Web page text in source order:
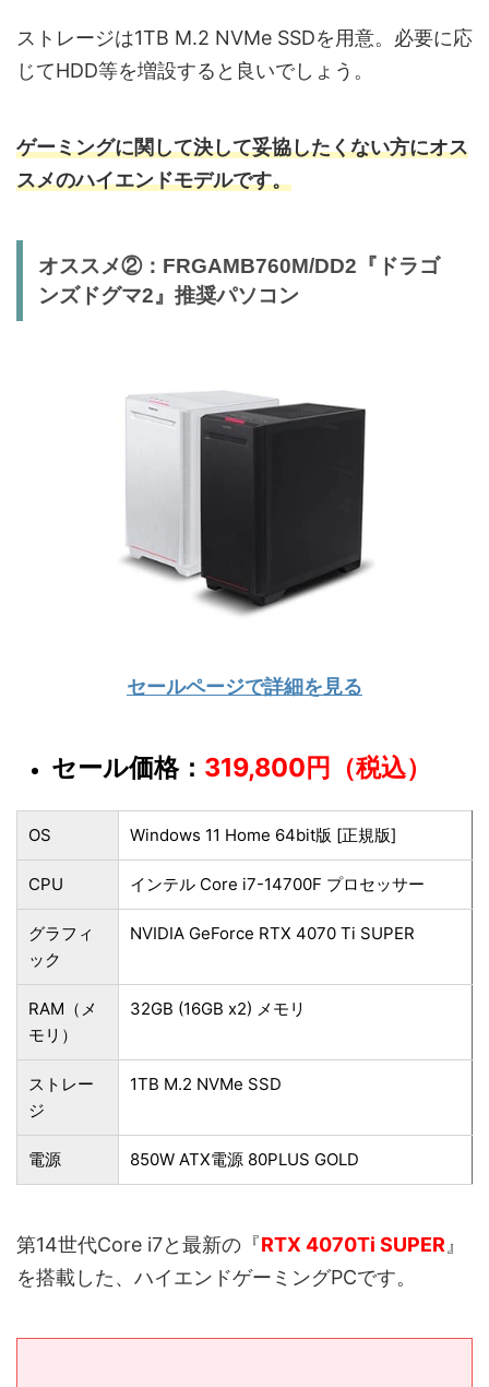
ストレージは1TB M.2 NVMe SSDを用意。必要に応
じてHDD等を増設すると良いでしょう。
ゲーミングに関して決して妥協したくない方にオス
スメのハイエンドモデルです。
オススメ②：FRGAMB760M/DD2『ドラゴ
ンズドグマ2』推奨パソコン
セールページで詳細を見る
セール価格： 319,800円（税込）
OS Windows 11 Home 64bit版 [正規版]
CPU インテル Core i7-14700F プロセッサー
グラフィ
ック
NVIDIA GeForce RTX 4070 Ti SUPER
RAM（メ
モリ）
32GB (16GB x2) メモリ
ストレー
ジ
1TB M.2 NVMe SSD
電源 850W ATX電源 80PLUS GOLD
第14世代Core i7と最新の『RTX 4070Ti SUPER』
を搭載した、ハイエンドゲーミングPCです。